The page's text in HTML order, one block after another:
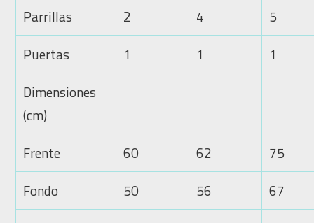
Parrillas 2 4
5
Puertas
1 1
1
Dimensiones
(cm)
Frente
60 62
75
Fondo
50 56
67